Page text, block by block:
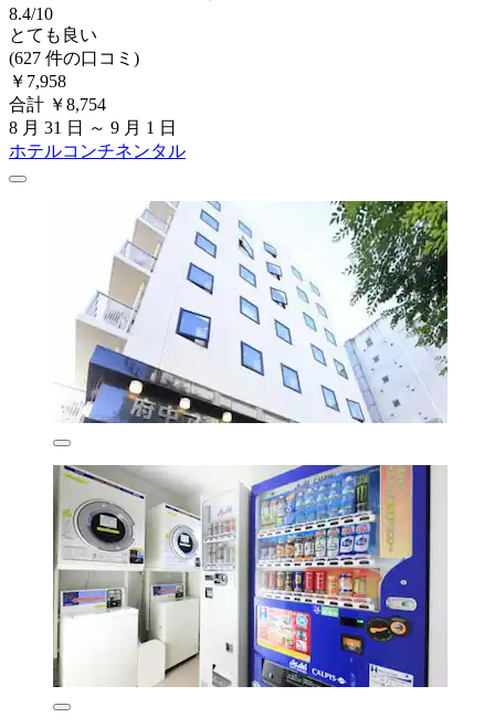
8.4/10
とても良い
(627 件の口コミ)
￥7,958
合計 ￥8,754
8 月 31 日 ～ 9 月 1 日
ホテルコンチネンタル